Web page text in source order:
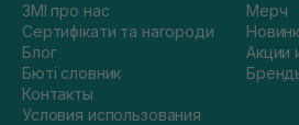
ЗМІ про нас
Сертифікати та нагороди
Блог
Бюті словник
Контакты
Условия использования
Мерч
Акции